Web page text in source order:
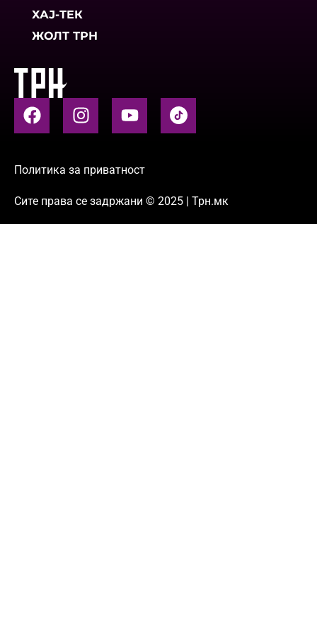
ХАЈ-ТЕК
ЖОЛТ ТРН
Политика за приватност
Сите права се задржани © 2025 | Трн.мк